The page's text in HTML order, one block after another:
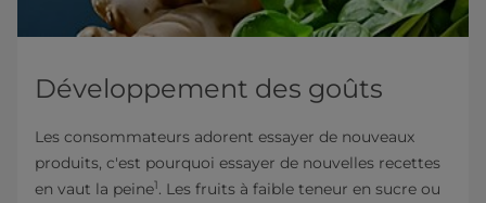
Développement des goûts
Les consommateurs adorent essayer de nouveaux
produits, c'est pourquoi essayer de nouvelles recettes
en vaut la peine1. Les fruits à faible teneur en sucre ou